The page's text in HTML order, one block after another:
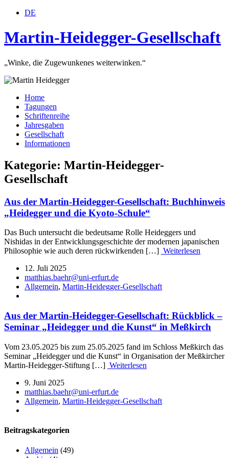
DE
Martin-Heidegger-Gesellschaft
„Winke, die Zugewunkenes weiterwinken.“
Home
Tagungen
Schriftenreihe
Jahresgaben
Gesellschaft
Informationen
Kategorie: Martin-Heidegger-
Gesellschaft
Aus der Martin-Heidegger-Gesellschaft: Buchhinweis
„Heidegger und die Kyoto-Schule“
Das Buch untersucht die bedeutsame Rolle Heideggers und
Nishidas in der Entwicklungsgeschichte der modernen japanischen
Philosophie wie auch deren rückwirkenden […] Weiterlesen
12. Juli 2025
matthias.baehr@uni-erfurt.de
Allgemein, Martin-Heidegger-Gesellschaft
Aus der Martin-Heidegger-Gesellschaft: Rückblick –
Seminar „Heidegger und die Kunst“ in Meßkirch
Vom 23.05.2025 bis zum 25.05.2025 fand im Schloss Meßkirch das
Seminar „Heidegger und die Kunst“ in Organisation der Meßkircher
Martin-Heidegger-Stiftung […] Weiterlesen
9. Juni 2025
matthias.baehr@uni-erfurt.de
Allgemein, Martin-Heidegger-Gesellschaft
Beitragskategorien
Allgemein (49)